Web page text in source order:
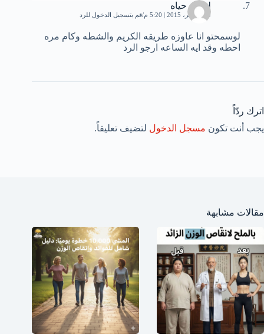
لمسه حياه
30 نوفمبر، 2015 | 5:20 م قم بتسجيل الدخول للرد
لوسمحتو انا عاوزه طريقه الكريم والشطه وكام مره
احطه وقد ايه الساعه ارجو الرد
اترك ردّاً
يجب أنت تكون مسجل الدخول لتضيف تعليقاً.
مقالات مشابهة